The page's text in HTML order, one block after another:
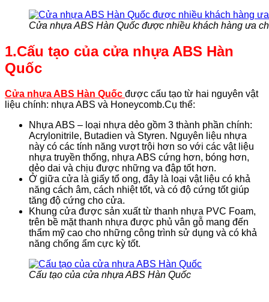
Cửa nhựa ABS Hàn Quốc được nhiều khách hàng ưa
1.Cấu tạo của cửa nhựa ABS Hàn
Quốc
Cửa nhựa ABS Hàn Quốc được cấu tạo từ hai nguyên vật
liệu chính: nhựa ABS và Honeycomb.Cụ thể:
Nhựa ABS – loại nhựa dẻo gồm 3 thành phần chính:
Acrylonitrile, Butadien và Styren. Nguyên liệu nhựa
này có các tính năng vượt trội hơn so với các vật liệu
nhựa truyền thống, nhựa ABS cứng hơn, bóng hơn,
dẻo dai và chịu được những va đập tốt hơn.
Ở giữa cửa là giấy tổ ong, đây là loại vật liệu có khả
năng cách âm, cách nhiệt tốt, và có độ cứng tốt giúp
tăng độ cứng cho cửa.
Khung cửa được sản xuất từ thanh nhựa PVC Foam,
trên bề mặt thanh nhựa được phủ vân gỗ mang đến
thẩm mỹ cao cho những công trình sử dụng và có khả
năng chống ẩm cực kỳ tốt.
Cấu tạo của cửa nhựa ABS Hàn Quốc